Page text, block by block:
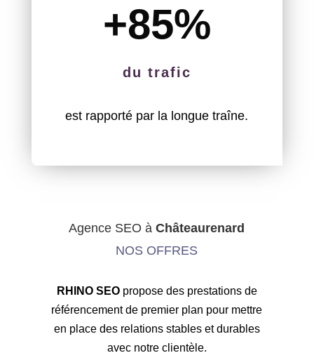
+85%
du trafic
est rapporté par la longue traîne.
Agence SEO àChâteaurenard
NOS OFFRES
RHINO SEOpropose des prestations de
référencement de premier plan pour mettre
en place des relations stables et durables
avec notre clientèle.